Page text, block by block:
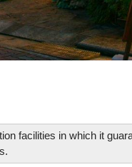
facilities in which it